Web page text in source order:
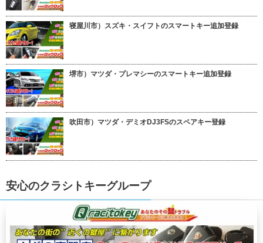
寝屋川市）スズキ・スイフトのスマートキー追加登録
堺市）マツダ・プレマシーのスマートキー追加登録
吹田市）マツダ・デミオDJ3FSのスペアキー登録
安心のクラシトキーグループ